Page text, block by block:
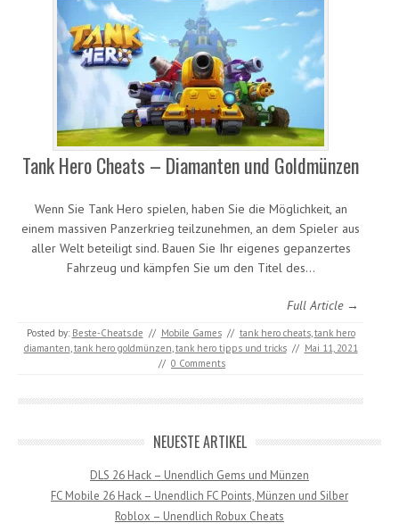
Tank Hero Cheats – Diamanten und Goldmünzen
Wenn Sie Tank Hero spielen, haben Sie die Möglichkeit, an
einem massiven Panzerkrieg teilzunehmen, an dem Spieler aus
aller Welt beteiligt sind. Bauen Sie Ihr eigenes gepanzertes
Fahrzeug und kämpfen Sie um den Titel des…
Full Article →
Posted by: Beste-Cheats.de // Mobile Games // tank hero cheats, tank hero
diamanten tank hero goldmünzen tank hero tipps und tricks // Mai 11, 2021
// 0 Comments
NEUESTE ARTIKEL
DLS 26 Hack – Unendlich Gems und Münzen
FC Mobile 26 Hack – Unendlich FC Points, Münzen und Silber
Roblox – Unendlich Robux Cheats